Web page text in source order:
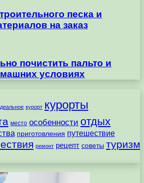
песка и
на заказ
почистить пальто и
условиях
курорт курорты
место особенности отдых
приготовления путешествие
ремонт рецепт советы туризм